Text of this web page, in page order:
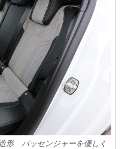
形 パッセンジャーを優しく